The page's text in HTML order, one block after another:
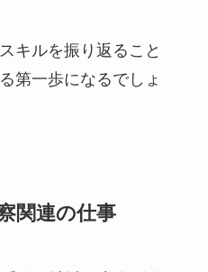
キルを振り返ること
第一歩になるでしょ
関連の仕事